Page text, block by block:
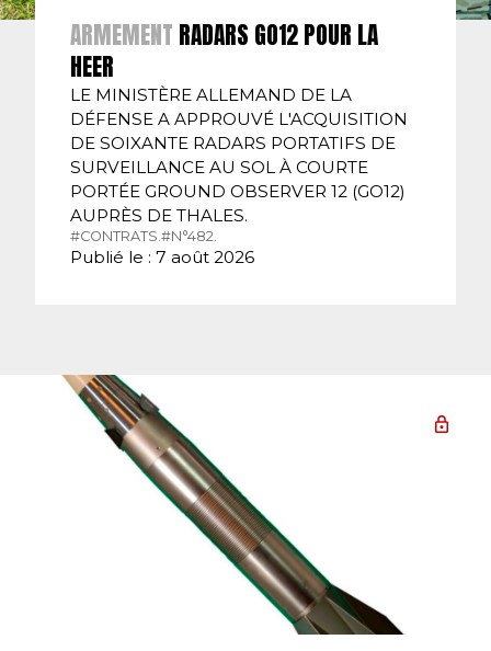
ARMEMENT RADARS GO12 POUR LA
HEER
LE MINISTÈRE ALLEMAND DE LA
DÉFENSE A APPROUVÉ L'ACQUISITION
DE SOIXANTE RADARS PORTATIFS DE
SURVEILLANCE AU SOL À COURTE
PORTÉE GROUND OBSERVER 12 (GO12)
AUPRÈS DE THALES.
#CONTRATS. #N°482.
Publié le : 7 août 2026